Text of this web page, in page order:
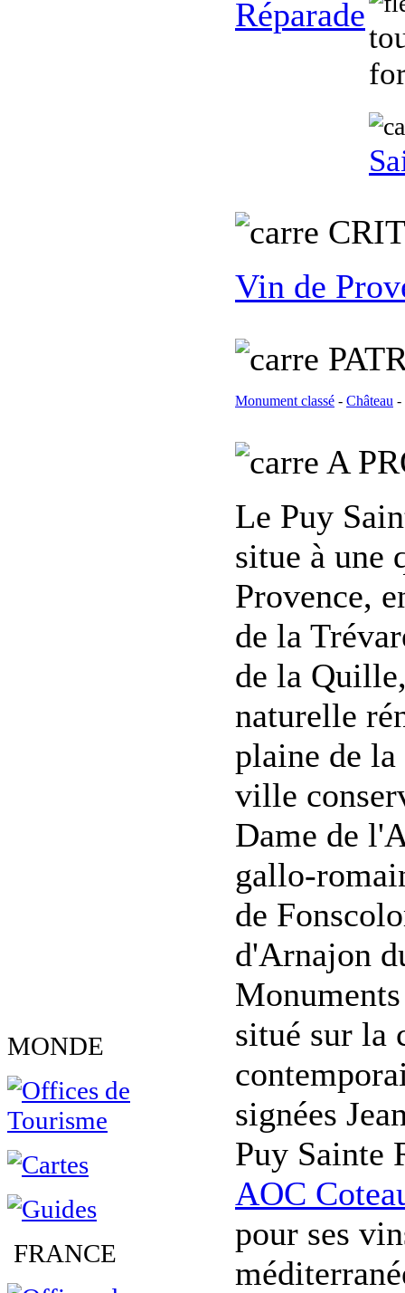
MONDE
FRANCE
C
Vin de
Monument classé - Château -
A
Le Puy
situe à une
Provence,
de la
de la
naturelle
plaine de
ville
Dame de
gallo-
de
d'Arnajon
situé sur la
signées
Puy Sainte
AOC
pour ses